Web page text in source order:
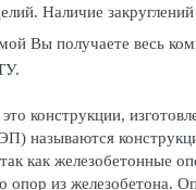
Наличие
Вы получаете весь
конструкции,
называются
как железобетонные
опор из железобетона.